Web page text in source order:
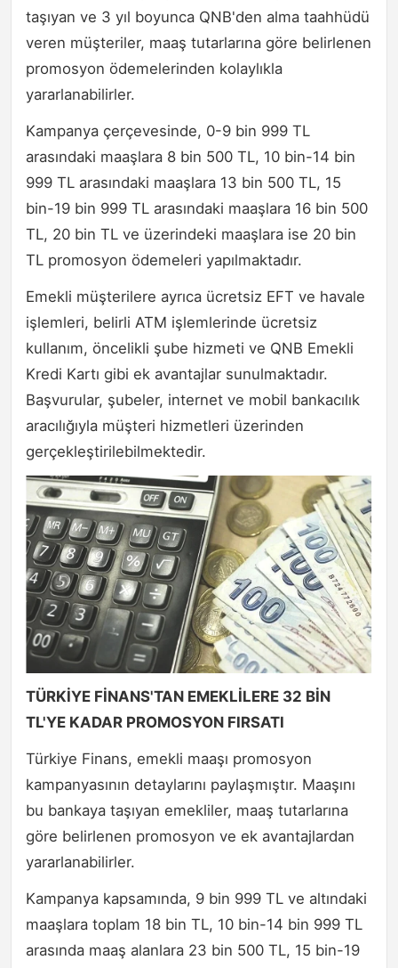
taşıyan ve 3 yıl boyunca QNB'den alma taahhüdü
veren müşteriler, maaş tutarlarına göre belirlenen
promosyon ödemelerinden kolaylıkla
yararlanabilirler.
Kampanya çerçevesinde, 0-9 bin 999 TL
arasındaki maaşlara 8 bin 500 TL, 10 bin-14 bin
999 TL arasındaki maaşlara 13 bin 500 TL, 15
bin-19 bin 999 TL arasındaki maaşlara 16 bin 500
TL, 20 bin TL ve üzerindeki maaşlara ise 20 bin
TL promosyon ödemeleri yapılmaktadır.
Emekli müşterilere ayrıca ücretsiz EFT ve havale
işlemleri, belirli ATM işlemlerinde ücretsiz
kullanım, öncelikli şube hizmeti ve QNB Emekli
Kredi Kartı gibi ek avantajlar sunulmaktadır.
Başvurular, şubeler, internet ve mobil bankacılık
aracılığıyla müşteri hizmetleri üzerinden
gerçekleştirilebilmektedir.
TÜRKİYE FİNANS'TAN EMEKLİLERE 32 BİN
TL'YE KADAR PROMOSYON FIRSATI
Türkiye Finans, emekli maaşı promosyon
kampanyasının detaylarını paylaşmıştır. Maaşını
bu bankaya taşıyan emekliler, maaş tutarlarına
göre belirlenen promosyon ve ek avantajlardan
yararlanabilirler.
Kampanya kapsamında, 9 bin 999 TL ve altındaki
maaşlara toplam 18 bin TL, 10 bin-14 bin 999 TL
arasında maaş alanlara 23 bin 500 TL, 15 bin-19